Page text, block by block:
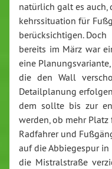
natürlich galt es auch,
kehrssituation für
berücksichtigen. Doch
bereits im März war
eine Planungsvariante,
die den Wall
Detailplanung
dem sollte bis zur
werden, ob mehr Platz
Radfahrer und
auf die Abbiegespur in
die Mistralstraße